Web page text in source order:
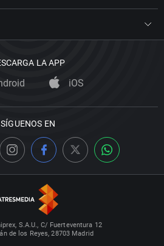
LA APP
iOS
SÍGUENOS EN
S.A.U., C/ Fuerteventura 12
de los Reyes, 28703 Madrid